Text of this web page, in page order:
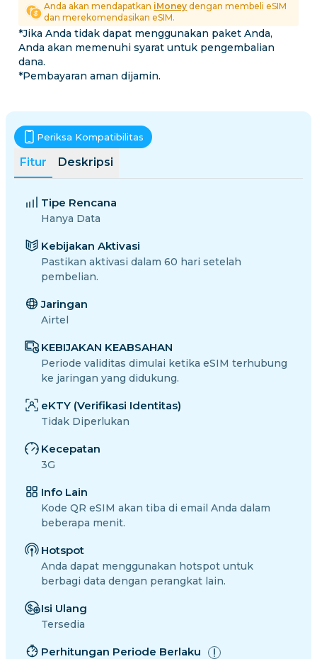
Anda akan mendapatkan iMoney dengan membeli eSIM
dan merekomendasikan eSIM.
*Jika Anda tidak dapat menggunakan paket Anda,
Anda akan memenuhi syarat untuk pengembalian
dana.
*Pembayaran aman dijamin.
Fitur Deskripsi
Periksa Kompatibilitas
Tipe Rencana
Hanya Data
Kebijakan Aktivasi
Pastikan aktivasi dalam 60 hari setelah
pembelian.
Jaringan
Airtel
KEBIJAKAN KEABSAHAN
Periode validitas dimulai ketika eSIM terhubung
ke jaringan yang didukung.
eKTY (Verifikasi Identitas)
Tidak Diperlukan
Kecepatan
3G
Info Lain
Kode QR eSIM akan tiba di email Anda dalam
beberapa menit.
Hotspot
Anda dapat menggunakan hotspot untuk
berbagi data dengan perangkat lain.
Isi Ulang
Tersedia
Perhitungan Periode Berlaku